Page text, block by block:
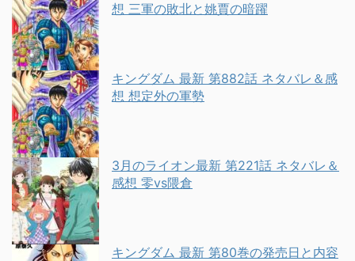
想 三軍の敗北と姚賈の暗躍
キングダム 最新 第882話 ネタバレ＆感
想 想定外の軍勢
3月のライオン最新 第221話 ネタバレ＆
感想 零vs隈倉
キングダム 最新 第80巻の発売日と内容